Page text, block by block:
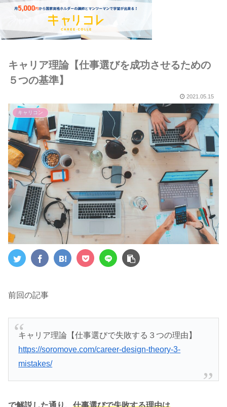
キャリア理論【仕事選びを成功させるための
５つの基準】
2021.05.15
キャリコン
前回の記事
キャリア理論【仕事選びで失敗する３つの理由】
https://soromove.com/career-design-theory-3-
mistakes/
で解説した通り、 仕事選びで失敗する理由は